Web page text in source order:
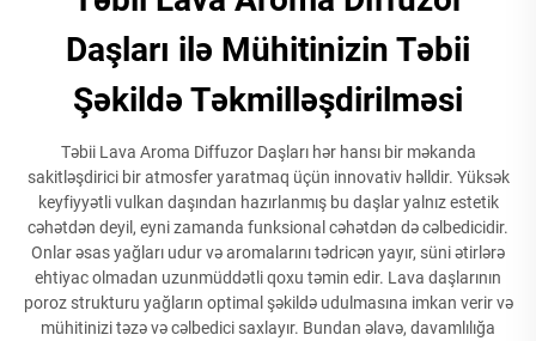
Daşları ilə Mühitinizin Təbii
Şəkildə Təkmilləşdirilməsi
Təbii Lava Aroma Diffuzor Daşları hər hansı bir məkanda
sakitləşdirici bir atmosfer yaratmaq üçün innovativ həlldir. Yüksək
keyfiyyətli vulkan daşından hazırlanmış bu daşlar yalnız estetik
cəhətdən deyil, eyni zamanda funksional cəhətdən də cəlbedicidir.
Onlar əsas yağları udur və aromalarını tədricən yayır, süni ətirlərə
ehtiyac olmadan uzunmüddətli qoxu təmin edir. Lava daşlarının
poroz strukturu yağların optimal şəkildə udulmasına imkan verir və
mühitinizi təzə və cəlbedici saxlayır. Bundan əlavə, davamlılığa